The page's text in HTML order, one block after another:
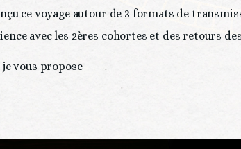
ce voyage autour de 3 formats de
avec les 2ères cohortes et des retours
vous propose